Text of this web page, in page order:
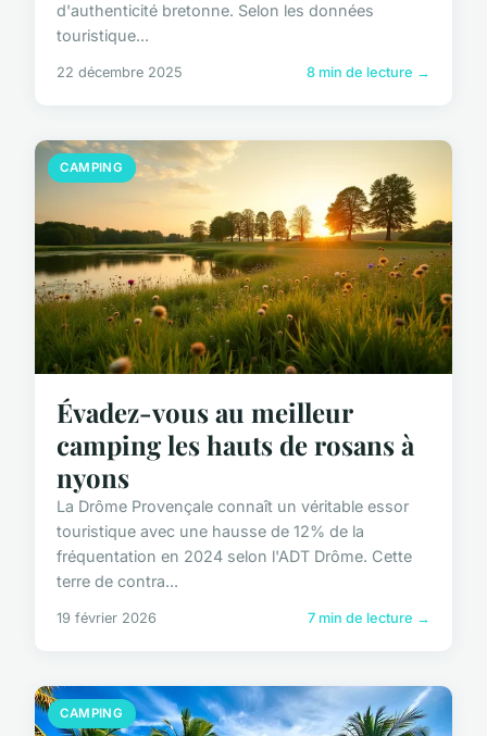
d'authenticité bretonne. Selon les données
touristique...
22 décembre 2025 8 min de lecture →
CAMPING
Évadez-vous au meilleur
camping les hauts de rosans à
nyons
La Drôme Provençale connaît un véritable essor
touristique avec une hausse de 12% de la
fréquentation en 2024 selon l'ADT Drôme. Cette
terre de contra...
19 février 2026 7 min de lecture →
CAMPING